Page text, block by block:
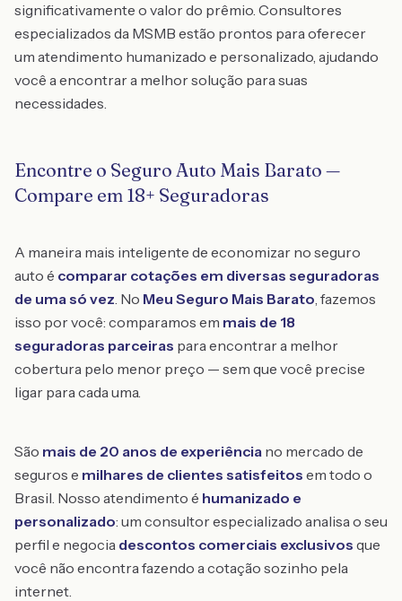
significativamente o valor do prêmio. Consultores
especializados da MSMB estão prontos para oferecer
um atendimento humanizado e personalizado, ajudando
você a encontrar a melhor solução para suas
necessidades.
Encontre o Seguro Auto Mais Barato —
Compare em 18+ Seguradoras
A maneira mais inteligente de economizar no seguro
auto é comparar cotações em diversas seguradoras
de uma só vez. No Meu Seguro Mais Barato, fazemos
isso por você: comparamos em mais de 18
seguradoras parceiras para encontrar a melhor
cobertura pelo menor preço — sem que você precise
ligar para cada uma.
São mais de 20 anos de experiência no mercado de
seguros e milhares de clientes satisfeitos em todo o
Brasil. Nosso atendimento é humanizado e
personalizado: um consultor especializado analisa o seu
perfil e negocia descontos comerciais exclusivos que
você não encontra fazendo a cotação sozinho pela
internet.